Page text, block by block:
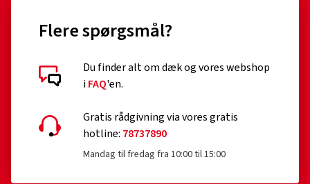
Flere spørgsmål?
Du finder alt om dæk og vores webshop
iFAQ'en.
Gratis rådgivning via vores gratis
hotline: 78737890
Mandag til fredag fra 10:00 til 15:00